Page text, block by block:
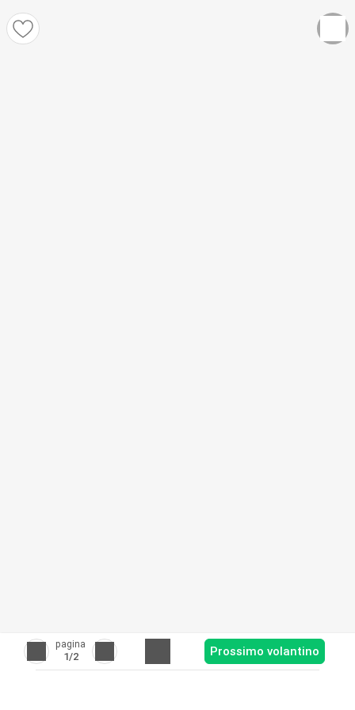
pagina
1/2 Prossimo volantino